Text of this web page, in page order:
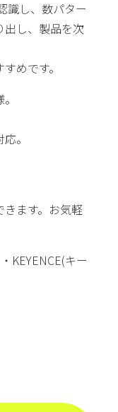
識し、数パター
出し、製品を次
めです。
。
ます。お気軽
KEYENCE(キー